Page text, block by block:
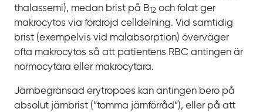
thalassemi), medan brist på B 12 och folat ger
makrocytos via fördröjd celldelning. Vid samtidig
brist (exempelvis vid malabsorption) överväger
ofta makrocytos så att patientens RBC antingen är
normocytära eller makrocytära.
Järnbegränsad erytropoes kan antingen bero på
absolut järnbrist (”tomma järnförråd”), eller på att